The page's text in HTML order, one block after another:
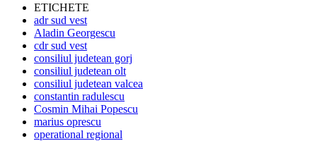
ETICHETE
adr sud vest
Aladin Georgescu
cdr sud vest
consiliul judetean gorj
consiliul judetean olt
consiliul judetean valcea
constantin radulescu
Cosmin Mihai Popescu
marius oprescu
operational regional